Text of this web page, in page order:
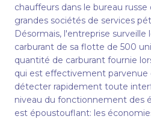
chauffeurs dans le bureau russe
grandes sociétés de services
Désormais, l'entreprise surveille
carburant de sa flotte de 500
quantité de carburant fournie
qui est effectivement parvenue
détecter rapidement toute
niveau du fonctionnement des
est époustouflant: les